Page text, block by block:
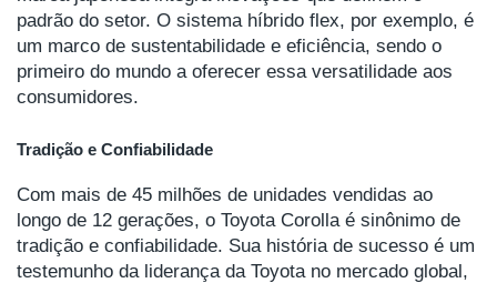
padrão do setor. O sistema híbrido flex, por exemplo, é
um marco de sustentabilidade e eficiência, sendo o
primeiro do mundo a oferecer essa versatilidade aos
consumidores.
Tradição e Confiabilidade
Com mais de 45 milhões de unidades vendidas ao
longo de 12 gerações, o Toyota Corolla é sinônimo de
tradição e confiabilidade. Sua história de sucesso é um
testemunho da liderança da Toyota no mercado global,